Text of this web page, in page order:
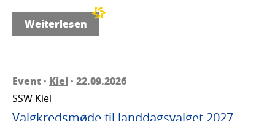
Weiterlesen
Event · Kiel · 22.09.2026
SSW Kiel